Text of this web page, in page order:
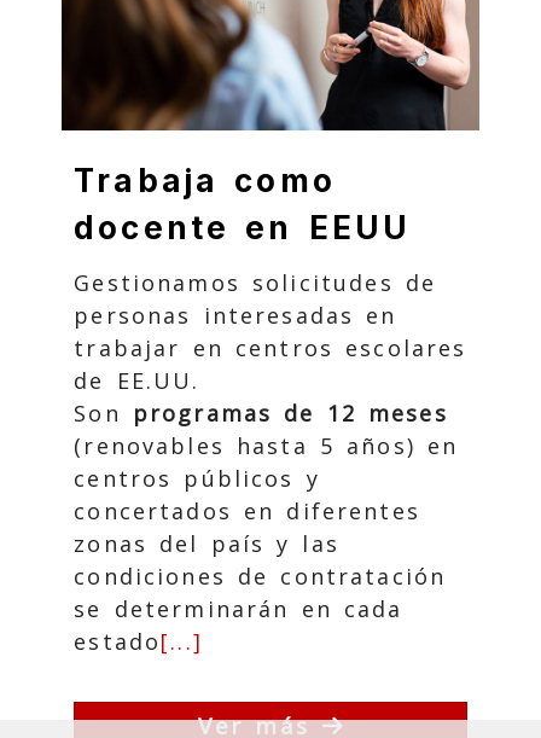
Trabaja como
docente en EEUU
Gestionamos solicitudes de
personas interesadas en
trabajar en centros escolares
de EE.UU.
Son programas de 12 meses
(renovables hasta 5 años) en
centros públicos y
concertados en diferentes
zonas del país y las
condiciones de contratación
se determinarán en cada
estado[...]
Ver más